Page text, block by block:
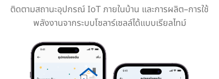
ติดตามสถานะอุปกรณ์ IoT ภายในบ้าน และการผลิต–การใช้
พลังงานจากระบบโซลาร์เซลล์ได้แบบเรียลไทม์